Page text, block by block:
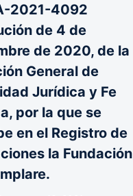
2021-4092
de 4 de
de 2020, de la
General de
Jurídica y Fe
por la que se
en el Registro de
la Fundación